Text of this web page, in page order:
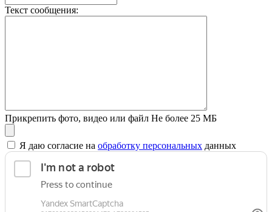
Текст сообщения:
Прикрепить фото, видео или файл Не более 25 МБ
Я даю согласие на обработку персональных данных